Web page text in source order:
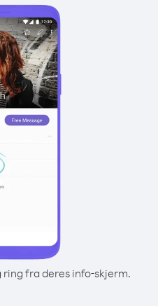
fra deres info-skjerm.